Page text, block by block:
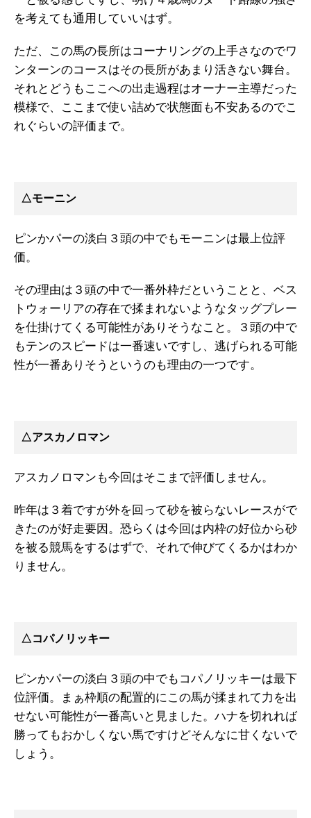
を考えても通用していいはず。
ただ、この馬の長所はコーナリングの上手さなのでワ
ンターンのコースはその長所があまり活きない舞台。
それとどうもここへの出走過程はオーナー主導だった
模様で、ここまで使い詰めで状態面も不安あるのでこ
れぐらいの評価まで。
△モーニン
ピンかパーの淡白３頭の中でもモーニンは最上位評
価。
その理由は３頭の中で一番外枠だということと、ベス
トウォーリアの存在で揉まれないようなタッグプレー
を仕掛けてくる可能性がありそうなこと。３頭の中で
もテンのスピードは一番速いですし、逃げられる可能
性が一番ありそうというのも理由の一つです。
△アスカノロマン
アスカノロマンも今回はそこまで評価しません。
昨年は３着ですが外を回って砂を被らないレースがで
きたのが好走要因。恐らくは今回は内枠の好位から砂
を被る競馬をするはずで、それで伸びてくるかはわか
りません。
△コパノリッキー
ピンかパーの淡白３頭の中でもコパノリッキーは最下
位評価。まぁ枠順の配置的にこの馬が揉まれて力を出
せない可能性が一番高いと見ました。ハナを切れれば
勝ってもおかしくない馬ですけどそんなに甘くないで
しょう。